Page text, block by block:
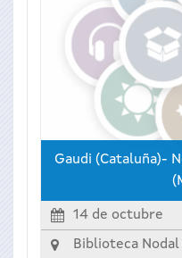
Gaudi (Cataluña)-
14 de octubre
Biblioteca